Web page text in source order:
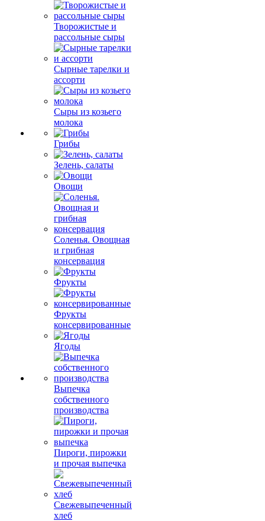
Творожистые и
рассольные сыры
Сырные тарелки и
ассорти
Сыры из козьего
молока
Грибы
Зелень, салаты
Овощи
Соленья. Овощная
и грибная
консервация
Фрукты
Фрукты
консервированные
Ягоды
Выпечка
собственного
производства
Пироги, пирожки
и прочая выпечка
Свежевыпеченный
хлеб